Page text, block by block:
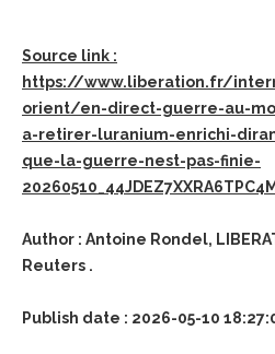
Source link :
https://www.liberation.fr/
orient/en-direct-guerre-au-
a-retirer-luranium-enrichi-
que-la-guerre-nest-pas-finie-
Author : Antoine Rondel,
Reuters .
Publish date : 2026-05-10